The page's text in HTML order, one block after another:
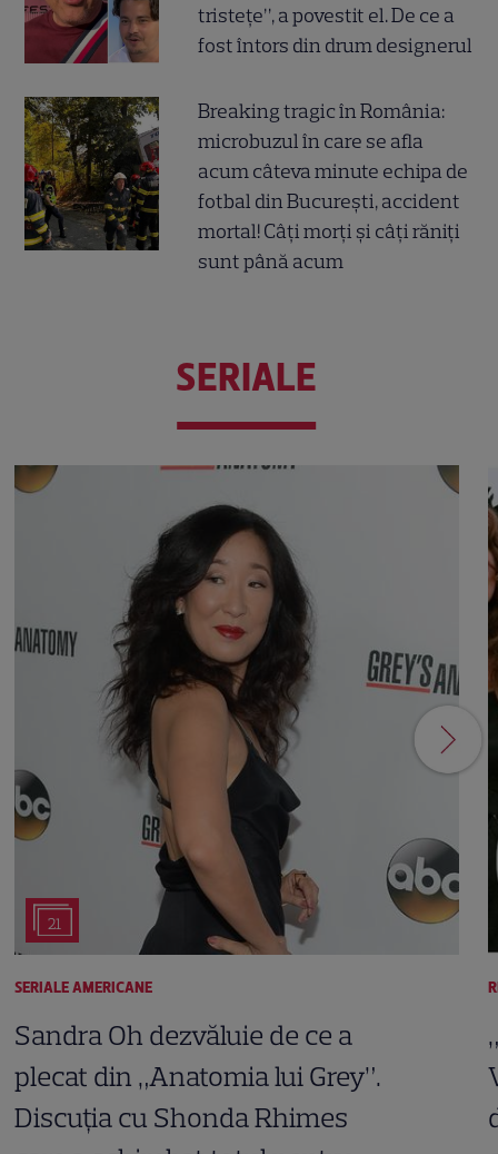
tristețe”, a povestit el. De ce a
fost întors din drum designerul
Breaking tragic în România:
microbuzul în care se afla
acum câteva minute echipa de
fotbal din București, accident
mortal! Câți morți și câți răniți
sunt până acum
SERIALE
21
SERIALE AMERICANE
Sandra Oh dezvăluie de ce a
plecat din „Anatomia lui Grey”.
Discuția cu Shonda Rhimes